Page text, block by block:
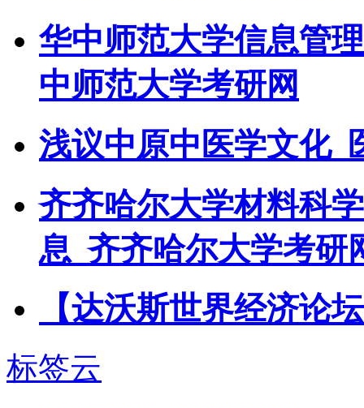
华中师范大学信息管
中师范大学考研网
浅议中原中医学文化_
齐齐哈尔大学材料科
息_齐齐哈尔大学考研
【达沃斯世界经济论
标签云